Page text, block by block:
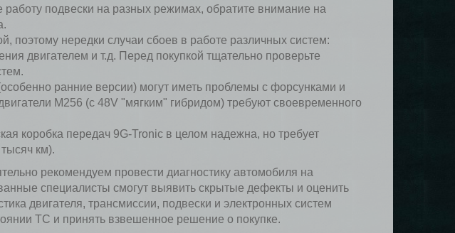
подвески на разных режимах, обратите внимание на
поэтому нередки случаи сбоев в работе различных систем:
двигателем и т.д. Перед покупкой тщательно проверьте
ранние версии) могут иметь проблемы с форсунками и
M256 (с 48V "мягким" гибридом) требуют своевременного
коробка передач 9G-Tronic в целом надежна, но требует
км).
рекомендуем провести диагностику автомобиля на
специалисты смогут выявить скрытые дефекты и оценить
двигателя, трансмиссии, подвески и электронных систем
ТС и принять взвешенное решение о покупке.